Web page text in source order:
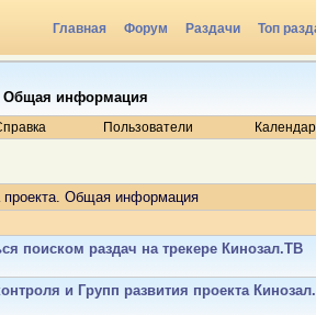
Главная Форум Раздачи Топ
Радио
Общая информация
Пользователи
Общая информация
поиском раздач на трекере Кинозал.ТВ
и Групп развития проекта